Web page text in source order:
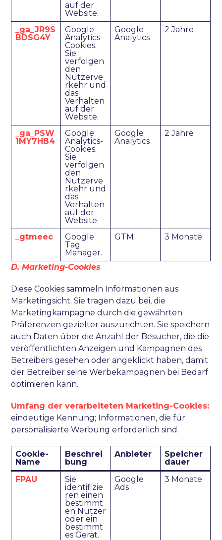
auf der
Website.
_ga_JR9S
BDSG4Y
Google
Analytics-
Cookies.
Sie
verfolgen
den
Nutzerve
rkehr und
das
Verhalten
auf der
Website.
Google
Analytics
2 Jahre
_ga_PSW
1MY7HB4
Google
Analytics-
Cookies.
Sie
verfolgen
den
Nutzerve
rkehr und
das
Verhalten
auf der
Website.
Google
Analytics
2 Jahre
_gtmeec
Google
Tag
Manager.
GTM 3 Monate
D. Marketing-Cookies
Diese Cookies sammeln Informationen aus
Marketingsicht. Sie tragen dazu bei, die
Marketingkampagne durch die gewährten
Präferenzen gezielter auszurichten. Sie speichern
auch Daten über die Anzahl der Besucher, die die
veröffentlichten Anzeigen und Kampagnen des
Betreibers gesehen oder angeklickt haben, damit
der Betreiber seine Werbekampagnen bei Bedarf
optimieren kann.
Umfang der verarbeiteten Marketing-Cookies:
eindeutige Kennung; Informationen, die für
personalisierte Werbung erforderlich sind.
Cookie-
Name
Beschrei
bung
Anbieter
Speicher
dauer
FPAU
Sie
identifizie
ren einen
bestimmt
en Nutzer
oder ein
bestimmt
es Gerät.
Google
Ads
3 Monate